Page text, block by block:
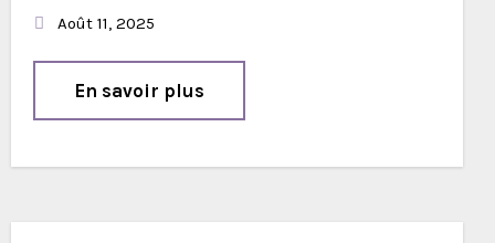
Août 11, 2025
En savoir plus